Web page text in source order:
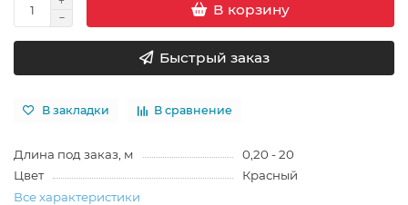
В корзину
Быстрый заказ
В закладки В сравнение
Длина под заказ, м
0,20 - 20
Цвет
Красный
Все характеристики